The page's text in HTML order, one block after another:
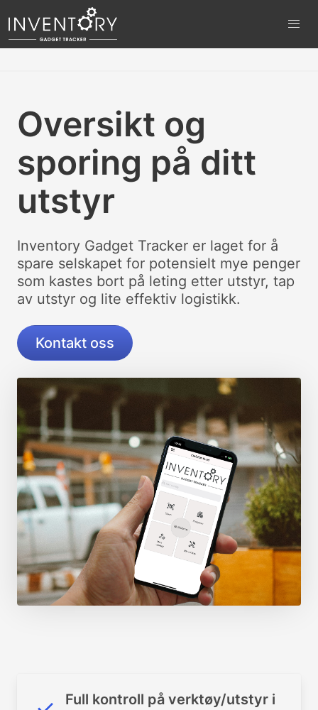
Oversikt og
sporing på ditt
utstyr
Inventory Gadget Tracker er laget for å
spare selskapet for potensielt mye penger
som kastes bort på leting etter utstyr, tap
av utstyr og lite effektiv logistikk.
Kontakt oss
Full kontroll på verktøy/utstyr i